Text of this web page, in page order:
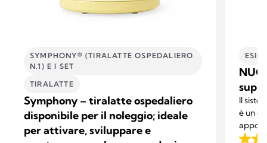
SYMPHONY® (TIRALATTE OSPEDALIERO
N.1) E I SET
TIRALATTE
Symphony – tiralatte ospedaliero
disponibile per il noleggio; ideale
per attivare, sviluppare e
Il
è un